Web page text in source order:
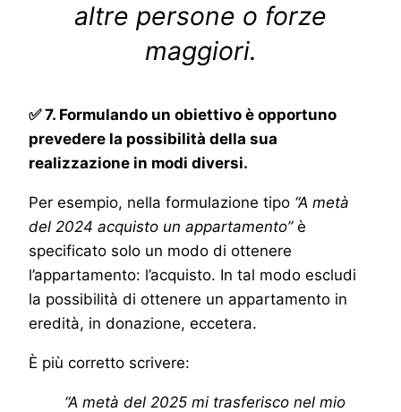
altre persone o forze
maggiori.
✅ 7. Formulando un obiettivo è opportuno
prevedere la possibilità della sua
realizzazione in modi diversi.
Per esempio, nella formulazione tipo “A metà
del 2024 acquisto un appartamento”è
specificato solo un modo di ottenere
l’appartamento: l’acquisto. In tal modo escludi
la possibilità di ottenere un appartamento in
eredità, in donazione, eccetera.
È più corretto scrivere:
“A metà del 2025 mi trasferisco nel mio